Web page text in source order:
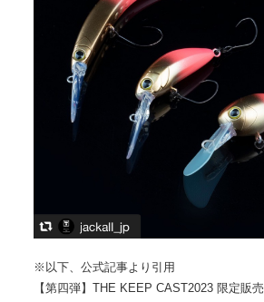
※以下、公式記事より引用
【第四弾】THE KEEP CAST2023 限定販売